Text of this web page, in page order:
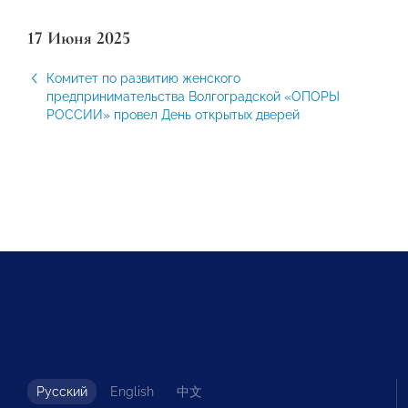
17 Июня 2025
Комитет по развитию женского
предпринимательства Волгоградской «ОПОРЫ
РОССИИ» провел День открытых дверей
Русский English 中文